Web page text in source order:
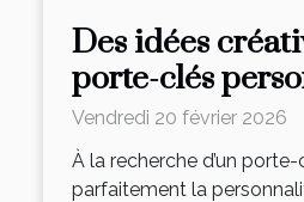
Des idées
porte-clés
unique
Vendredi 20 février 2026
À la recherche d’un
parfaitement la